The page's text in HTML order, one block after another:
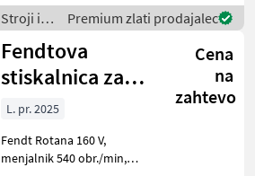
napolnjenosti, podložni
klini, zadnja vrat
Stroji in
oprema
za žetev
in
spravilo
/ Fendt
Premium zlati prodajalec
Fendtova
stiskalnica za
okrogle bale
Rotana 160 V
Cena
na
zahtevo
L. pr. 2025
Fendt Rotana 160 V,
menjalnik 540 obr./min,